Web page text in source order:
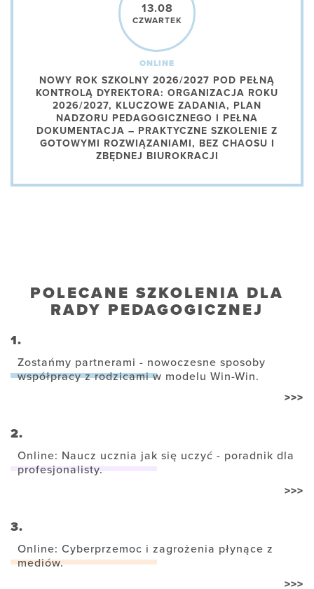
13.08
CZWARTEK
ONLINE
NOWY ROK SZKOLNY 2026/2027 POD PEŁNĄ
KONTROLĄ DYREKTORA: ORGANIZACJA ROKU
2026/2027, KLUCZOWE ZADANIA, PLAN
NADZORU PEDAGOGICZNEGO I PEŁNA
DOKUMENTACJA – PRAKTYCZNE SZKOLENIE Z
GOTOWYMI ROZWIĄZANIAMI, BEZ CHAOSU I
ZBĘDNEJ BIUROKRACJI
POLECANE SZKOLENIA DLA
RADY PEDAGOGICZNEJ
1.
Zostańmy partnerami - nowoczesne sposoby
współpracy z rodzicami w modelu Win-Win.
>>>
2.
Online: Naucz ucznia jak się uczyć - poradnik dla
profesjonalisty.
>>>
3.
Online: Cyberprzemoc i zagrożenia płynące z
mediów.
>>>